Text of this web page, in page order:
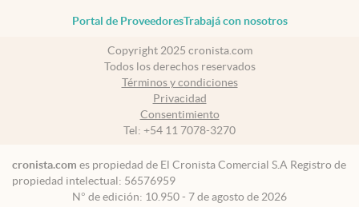
Portal de ProveedoresTrabajá con nosotros
Copyright 2025 cronista.com
Todos los derechos reservados
Términos y condiciones
Privacidad
Consentimiento
Tel: +54 11 7078-3270
cronista.com es propiedad de El Cronista Comercial S.A Registro de
propiedad intelectual: 56576959
N° de edición: 10.950 - 7 de agosto de 2026